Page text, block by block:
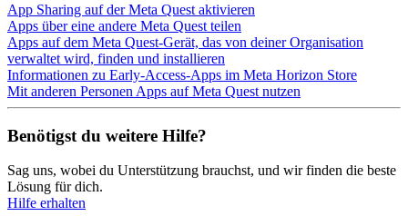
App Sharing auf der Meta Quest aktivieren
Apps über eine andere Meta Quest teilen
Apps auf dem Meta Quest-Gerät, das von deiner Organisation
verwaltet wird, finden und installieren
Informationen zu Early-Access-Apps im Meta Horizon Store
Mit anderen Personen Apps auf Meta Quest nutzen
Benötigst du weitere Hilfe?
Sag uns, wobei du Unterstützung brauchst, und wir finden die beste
Lösung für dich.
Hilfe erhalten